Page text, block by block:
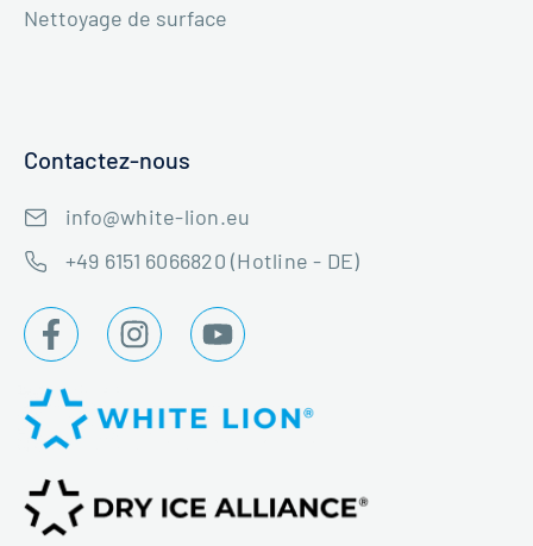
Nettoyage de surface
Contactez-nous
info@white-lion.eu
+49 6151 6066820 (Hotline - DE)